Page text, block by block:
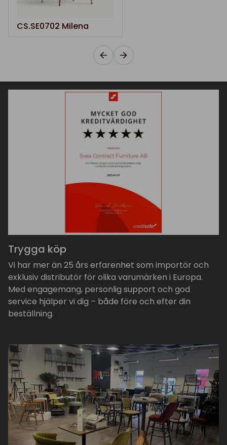
CS.SE0702 Milena
Trygga köp
Vi har mer än 25 års erfarenhet som importör och
exklusiv distributör för olika varumärken i Europa.
Med engagemang, personlig support och god
service hjälper vi dig – både före och efter din
beställning.